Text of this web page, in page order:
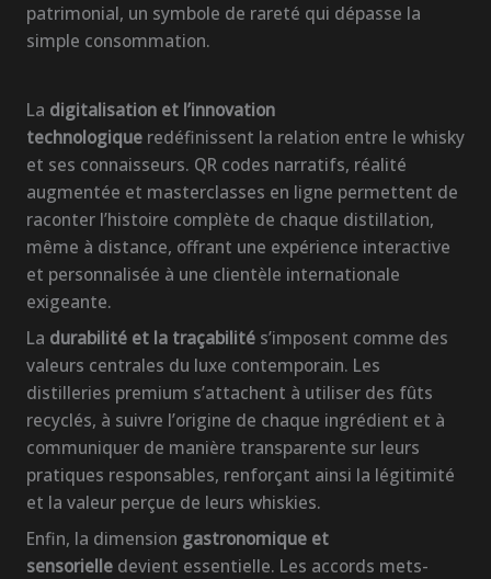
patrimonial, un symbole de rareté qui dépasse la
simple consommation.
La digitalisation et l’innovation
technologiqueredéfinissent la relation entre le whisky
et ses connaisseurs. QR codes narratifs, réalité
augmentée et masterclasses en ligne permettent de
raconter l’histoire complète de chaque distillation,
même à distance, offrant une expérience interactive
et personnalisée à une clientèle internationale
exigeante.
La durabilité et la traçabilités’imposent comme des
valeurs centrales du luxe contemporain. Les
distilleries premium s’attachent à utiliser des fûts
recyclés, à suivre l’origine de chaque ingrédient et à
communiquer de manière transparente sur leurs
pratiques responsables, renforçant ainsi la légitimité
et la valeur perçue de leurs whiskies.
Enfin, la dimension gastronomique et
sensorielledevient essentielle. Les accords mets-